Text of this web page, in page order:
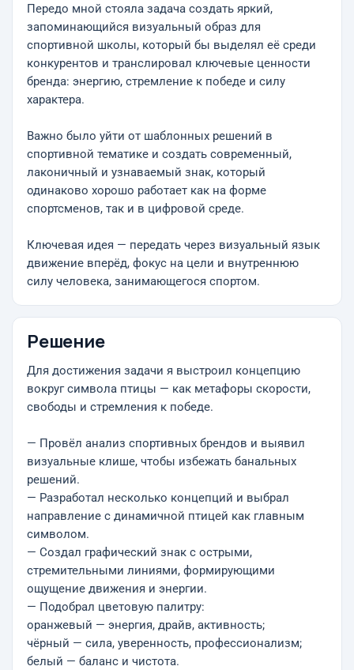
Передо мной стояла задача создать яркий,
запоминающийся визуальный образ для
спортивной школы, который бы выделял её среди
конкурентов и транслировал ключевые ценности
бренда: энергию, стремление к победе и силу
характера.
Важно было уйти от шаблонных решений в
спортивной тематике и создать современный,
лаконичный и узнаваемый знак, который
одинаково хорошо работает как на форме
спортсменов, так и в цифровой среде.
Ключевая идея — передать через визуальный язык
движение вперёд, фокус на цели и внутреннюю
силу человека, занимающегося спортом.
Решение
Для достижения задачи я выстроил концепцию
вокруг символа птицы — как метафоры скорости,
свободы и стремления к победе.
— Провёл анализ спортивных брендов и выявил
визуальные клише, чтобы избежать банальных
решений.
— Разработал несколько концепций и выбрал
направление с динамичной птицей как главным
символом.
— Создал графический знак с острыми,
стремительными линиями, формирующими
ощущение движения и энергии.
— Подобрал цветовую палитру:
оранжевый — энергия, драйв, активность;
чёрный — сила, уверенность, профессионализм;
белый — баланс и чистота.